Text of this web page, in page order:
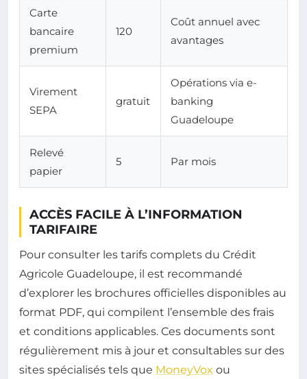
Carte
bancaire
premium
120
Coût annuel avec
avantages
Virement
SEPA
gratuit
Opérations via e-
banking
Guadeloupe
Relevé
papier
5 Par mois
ACCÈS FACILE À L’INFORMATION
TARIFAIRE
Pour consulter les tarifs complets du Crédit
Agricole Guadeloupe, il est recommandé
d’explorer les brochures officielles disponibles au
format PDF, qui compilent l’ensemble des frais
et conditions applicables. Ces documents sont
régulièrement mis à jour et consultables sur des
sites spécialisés tels que MoneyVox ou